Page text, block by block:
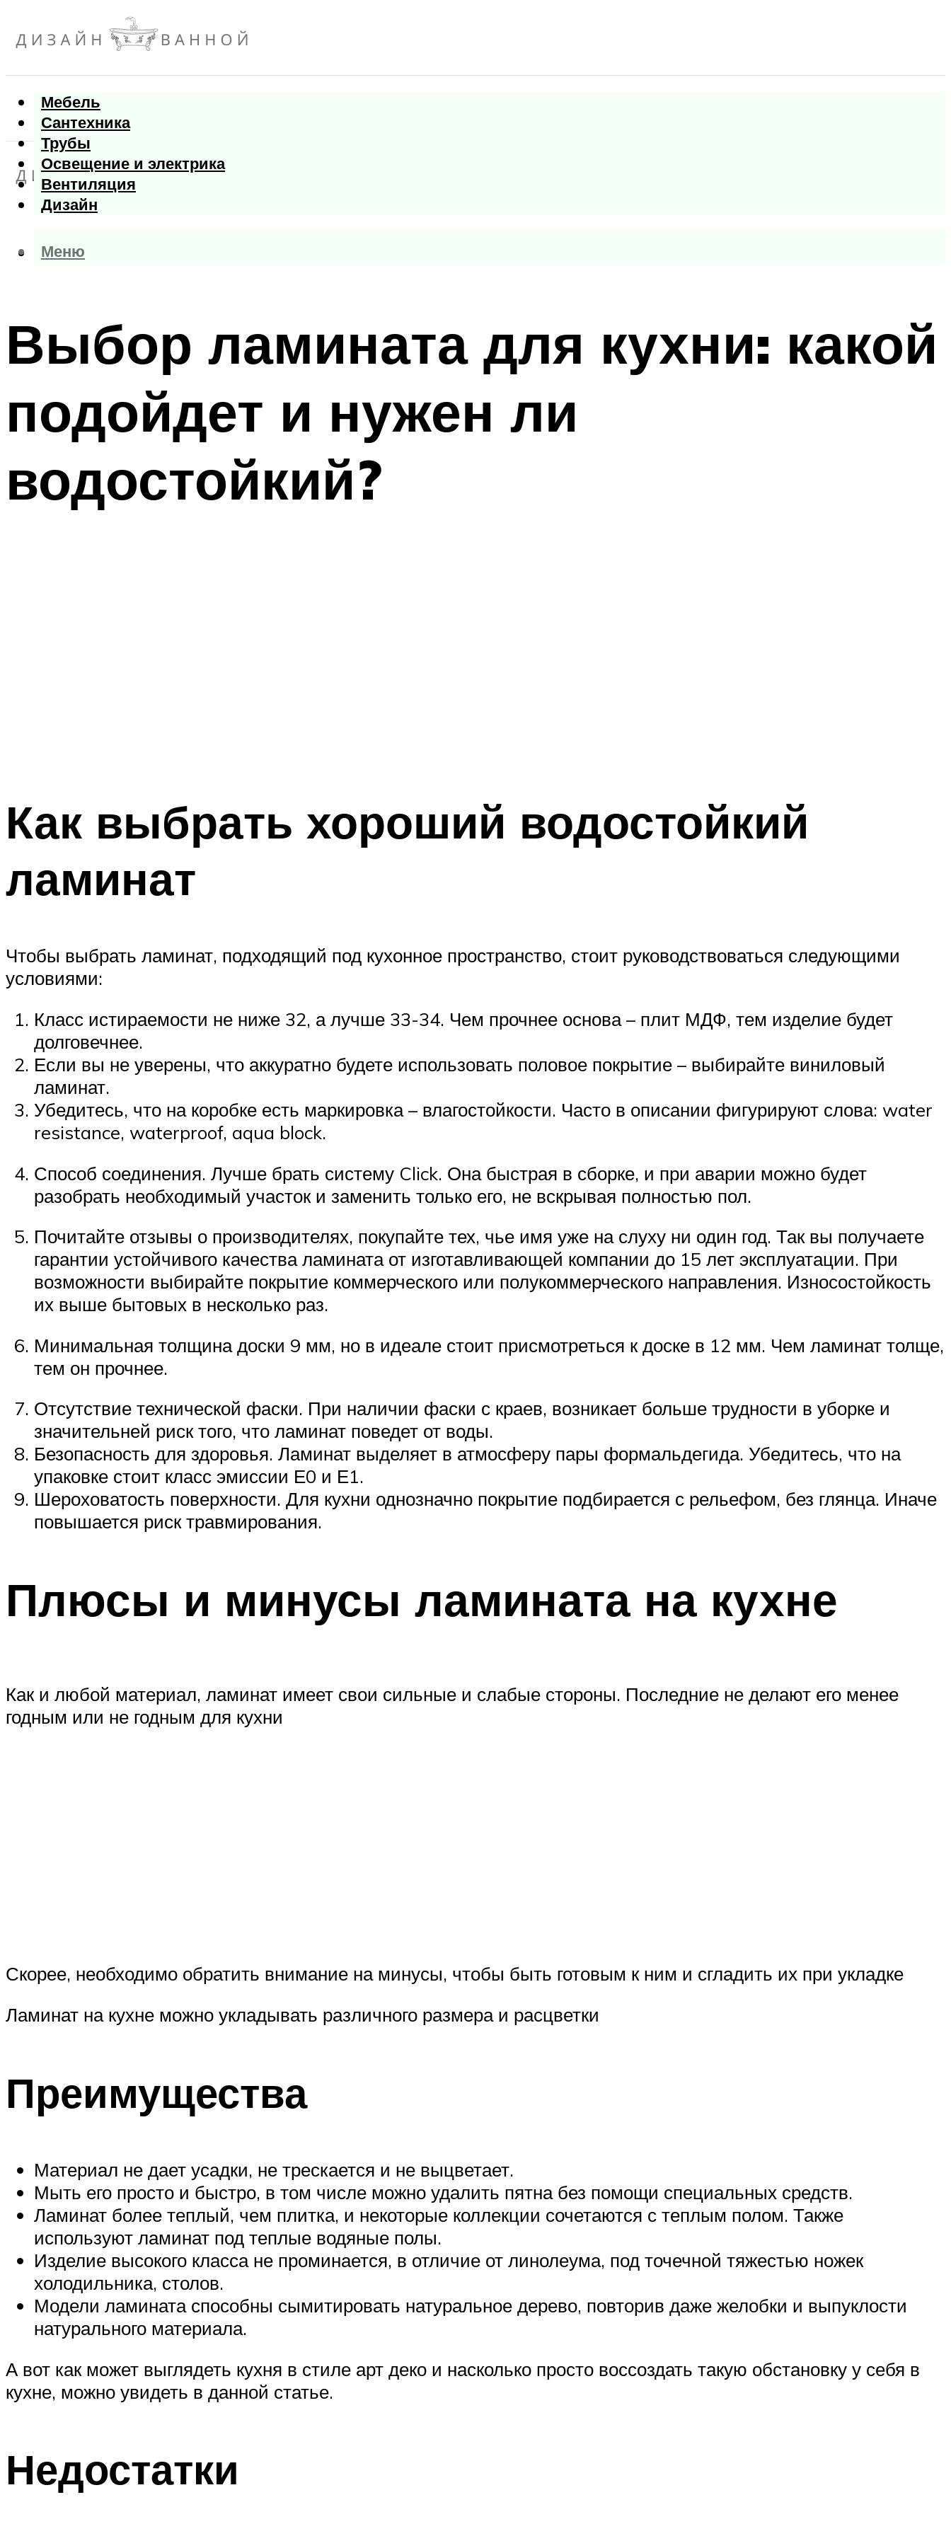
Мебель
Сантехника
Трубы
Освещение и электрика
Вентиляция
Дизайн
Меню
Меню
Выбор ламината для кухни: какой
подойдет и нужен ли
водостойкий?
Как выбрать хороший водостойкий
ламинат
Чтобы выбрать ламинат, подходящий под кухонное пространство, стоит руководствоваться следующими
условиями:
Класс истираемости не ниже 32, а лучше 33-34. Чем прочнее основа – плит МДФ, тем изделие будет
долговечнее.
Если вы не уверены, что аккуратно будете использовать половое покрытие – выбирайте виниловый
ламинат.
Убедитесь, что на коробке есть маркировка – влагостойкости. Часто в описании фигурируют слова: water
resistance, waterproof, aqua block.
Способ соединения. Лучше брать систему Click. Она быстрая в сборке, и при аварии можно будет
разобрать необходимый участок и заменить только его, не вскрывая полностью пол.
Почитайте отзывы о производителях, покупайте тех, чье имя уже на слуху ни один год. Так вы получаете
гарантии устойчивого качества ламината от изготавливающей компании до 15 лет эксплуатации. При
возможности выбирайте покрытие коммерческого или полукоммерческого направления. Износостойкость
их выше бытовых в несколько раз.
Минимальная толщина доски 9 мм, но в идеале стоит присмотреться к доске в 12 мм. Чем ламинат толще,
тем он прочнее.
Отсутствие технической фаски. При наличии фаски с краев, возникает больше трудности в уборке и
значительней риск того, что ламинат поведет от воды.
Безопасность для здоровья. Ламинат выделяет в атмосферу пары формальдегида. Убедитесь, что на
упаковке стоит класс эмиссии Е0 и Е1.
Шероховатость поверхности. Для кухни однозначно покрытие подбирается с рельефом, без глянца. Иначе
повышается риск травмирования.
Плюсы и минусы ламината на кухне
Как и любой материал, ламинат имеет свои сильные и слабые стороны. Последние не делают его менее
годным или не годным для кухни
Скорее, необходимо обратить внимание на минусы, чтобы быть готовым к ним и сгладить их при укладке
Ламинат на кухне можно укладывать различного размера и расцветки
Преимущества
Материал не дает усадки, не трескается и не выцветает.
Мыть его просто и быстро, в том числе можно удалить пятна без помощи специальных средств.
Ламинат более теплый, чем плитка, и некоторые коллекции сочетаются с теплым полом. Также
используют ламинат под теплые водяные полы.
Изделие высокого класса не проминается, в отличие от линолеума, под точечной тяжестью ножек
холодильника, столов.
Модели ламината способны сымитировать натуральное дерево, повторив даже желобки и выпуклости
натурального материала.
А вот как может выглядеть кухня в стиле арт деко и насколько просто воссоздать такую обстановку у себя в
кухне, можно увидеть в данной статье.
Недостатки